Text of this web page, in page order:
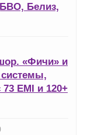
Белиз,
«Фичи» и
EMI и 120+